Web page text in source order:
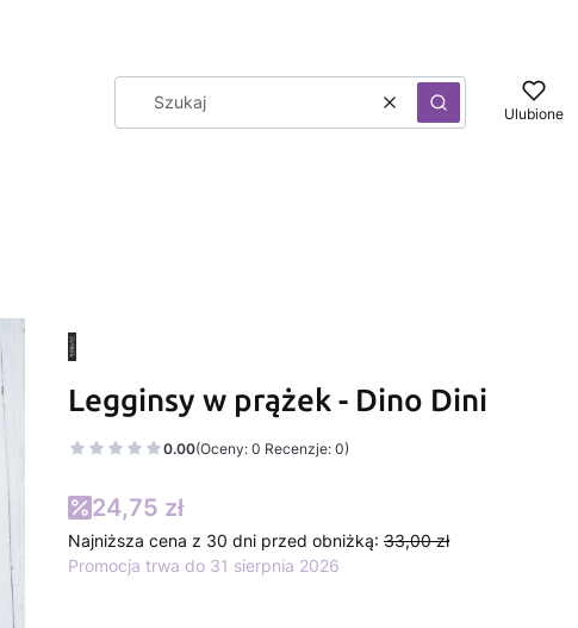
WyczyśćSzukaj Ulubione
Legginsy w prążek - Dino Dini
0.00(Oceny: 0 Recenzje: 0)
24,75 zł
Najniższa cena z 30 dni przed obniżką: 33,00 zł
Promocja trwa do 31 sierpnia 2026